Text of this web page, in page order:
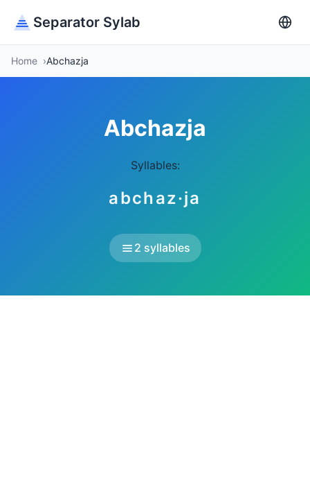
Separator Sylab
Home Abchazja
Abchazja
Syllables:
abchaz·ja
2 syllables